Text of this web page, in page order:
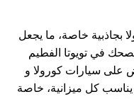
بجاذبية خاصة، ما يجعل
في تويوتا الفطيم
على سيارات كورولا و
يناسب كل ميزانية، خاصة